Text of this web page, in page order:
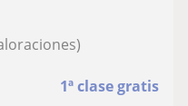
1ª clase gratis